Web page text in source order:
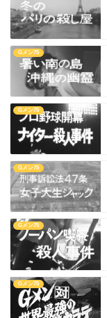
Gメン75
Gメン75
Gメン75
Gメン75
Gメン75